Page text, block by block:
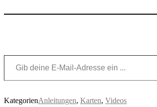
Gib deine E-Mail-Adresse ein ...
KategorienAnleitungen, Karten, Videos